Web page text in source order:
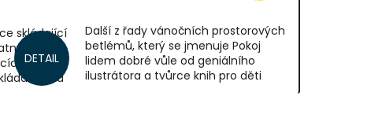
DETAIL
skládající
na
Další z řady vánočních prostorových
betlémů, který se jmenuje Pokoj
lidem dobré vůle od geniálního
ilustrátora a tvůrce knih pro děti